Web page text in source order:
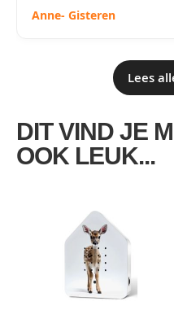
Anne- Gisteren
Lees
DIT VIND JE
OOK LEUK...